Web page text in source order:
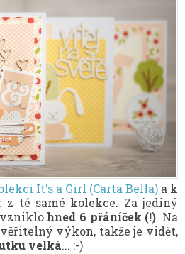
It's a Girl (Carta Bella) a k
z té samé kolekce. Za jediný
hned 6 přáníček (!). Na
výkon, takže je vidět,
velká... :-)